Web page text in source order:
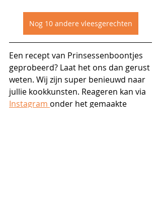
Nog 10 andere vleesgerechten
Een recept van Prinsessenboontjes
geprobeerd? Laat het ons dan gerust
weten. Wij zijn super benieuwd naar
jullie kookkunsten. Reageren kan via
Instagram onder het gemaakte